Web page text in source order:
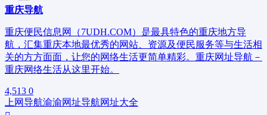
重庆导航
重庆便民信息网（7UDH.COM）是最具特色的重庆地方导
航，汇集重庆本地最优秀的网站、资源及便民服务等与生活相
关的方方面面，让您的网络生活更简单精彩。重庆网址导航－
重庆网络生活从这里开始。
4,513 0
上网导航渝渝网址导航网址大全